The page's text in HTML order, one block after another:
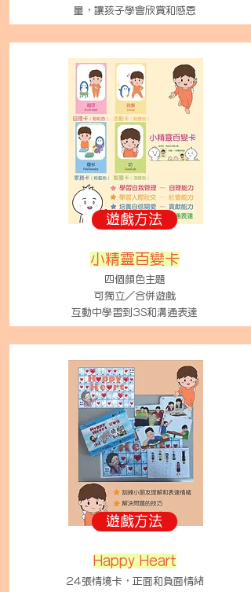
量，讓孩子學會欣賞和感恩
遊戲方法
小精靈百變卡
四個顏色主題
可獨立／合併遊戲
互動中學習到 3S和溝通表達
遊戲方法
Happy Heart
24張情境卡， 正面和負面情緖